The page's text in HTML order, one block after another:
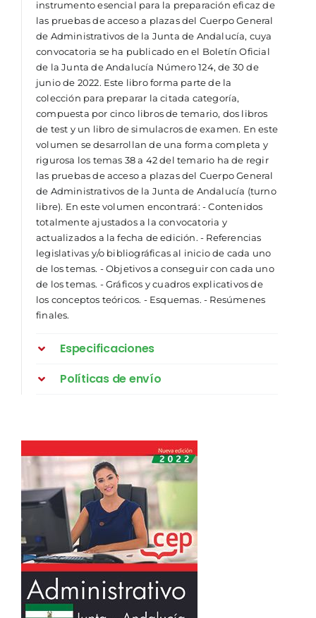
instrumento esencial para la preparación eficaz de
las pruebas de acceso a plazas del Cuerpo General
de Administrativos de la Junta de Andalucía, cuya
convocatoria se ha publicado en el Boletín Oficial
de la Junta de Andalucía Número 124, de 30 de
junio de 2022. Este libro forma parte de la
colección para preparar la citada categoría,
compuesta por cinco libros de temario, dos libros
de test y un libro de simulacros de examen. En este
volumen se desarrollan de una forma completa y
rigurosa los temas 38 a 42 del temario ha de regir
las pruebas de acceso a plazas del Cuerpo General
de Administrativos de la Junta de Andalucía (turno
libre). En este volumen encontrará: - Contenidos
totalmente ajustados a la convocatoria y
actualizados a la fecha de edición. - Referencias
legislativas y/o bibliográficas al inicio de cada uno
de los temas. - Objetivos a conseguir con cada uno
de los temas. - Gráficos y cuadros explicativos de
los conceptos teóricos. - Esquemas. - Resúmenes
finales.
Especificaciones
Políticas de envío